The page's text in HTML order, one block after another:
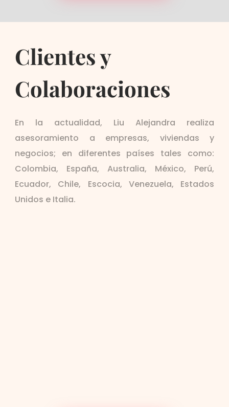
Clientes y
Colaboraciones
En la actualidad, Liu Alejandra realiza
asesoramiento a empresas, viviendas y
negocios; en diferentes países tales como:
Colombia, España, Australia, México, Perú,
Ecuador, Chile, Escocia, Venezuela, Estados
Unidos e Italia.